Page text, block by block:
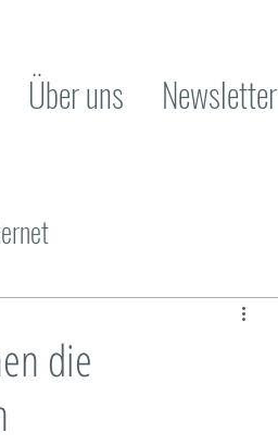
Über uns Newsletter
Change Management
die